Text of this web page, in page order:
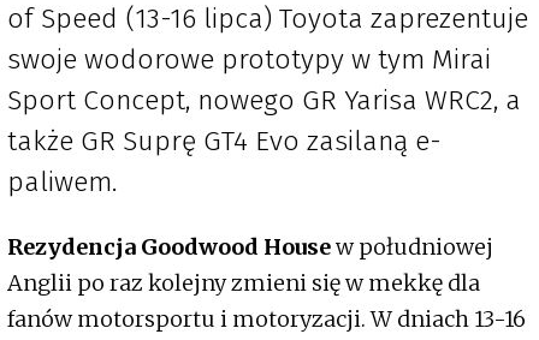
of Speed (13-16 lipca) Toyota zaprezentuje
swoje wodorowe prototypy w tym Mirai
Sport Concept, nowego GR Yarisa WRC2, a
także GR Suprę GT4 Evo zasilaną e-
paliwem.
Rezydencja Goodwood Housew południowej
Anglii po raz kolejny zmieni się w mekkę dla
fanów motorsportu i motoryzacji. W dniach 13-16